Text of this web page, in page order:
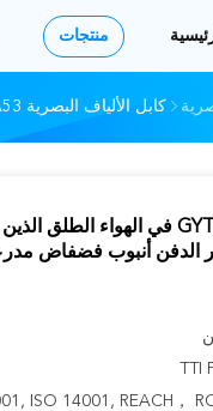
منتجات
كابل الألياف البصرية GYTA53 في الهواء الطلق الذين تقطعت بهم السبل المباشر الدفن أنبوب فضفاض مدرعة
كابل الألياف البصرية GYTA53 في الهواء الطلق الذين
الدفن أنبوب فضفاض
TTI
ISO 14001, REACH，